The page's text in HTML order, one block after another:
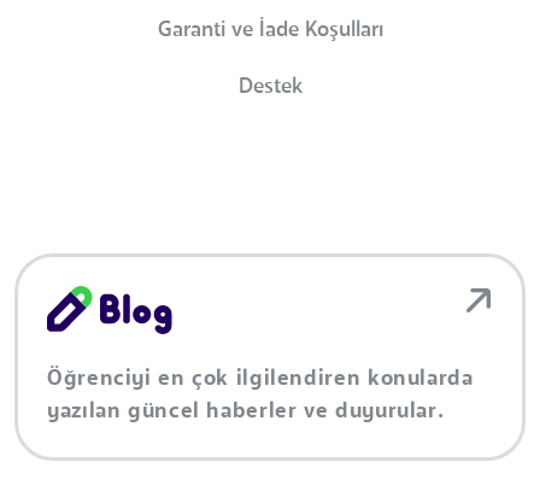
Garanti ve İade Koşulları
Destek
Öğrenciyi en çok ilgilendiren konularda
yazılan güncel haberler ve duyurular.